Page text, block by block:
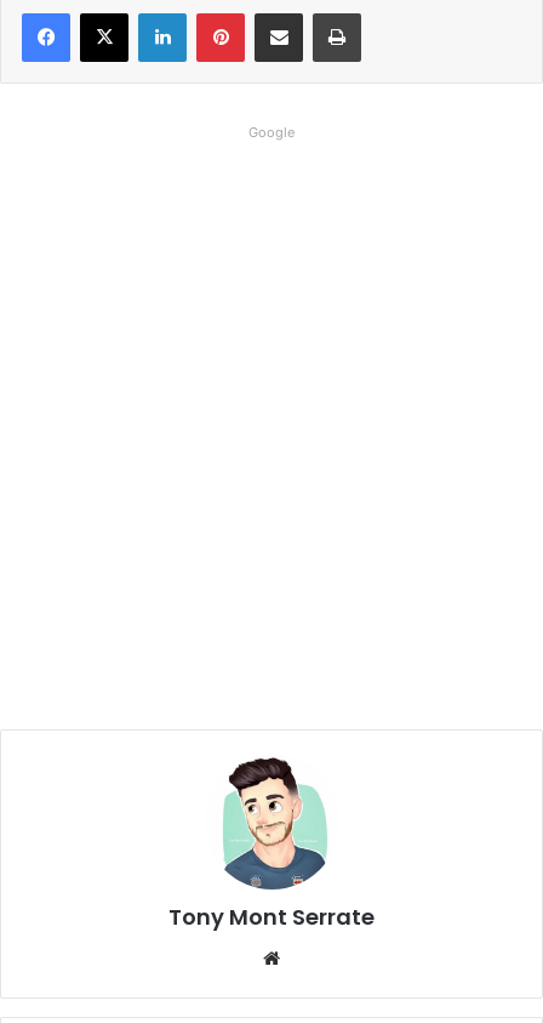
Google
Tony Mont Serrate
te